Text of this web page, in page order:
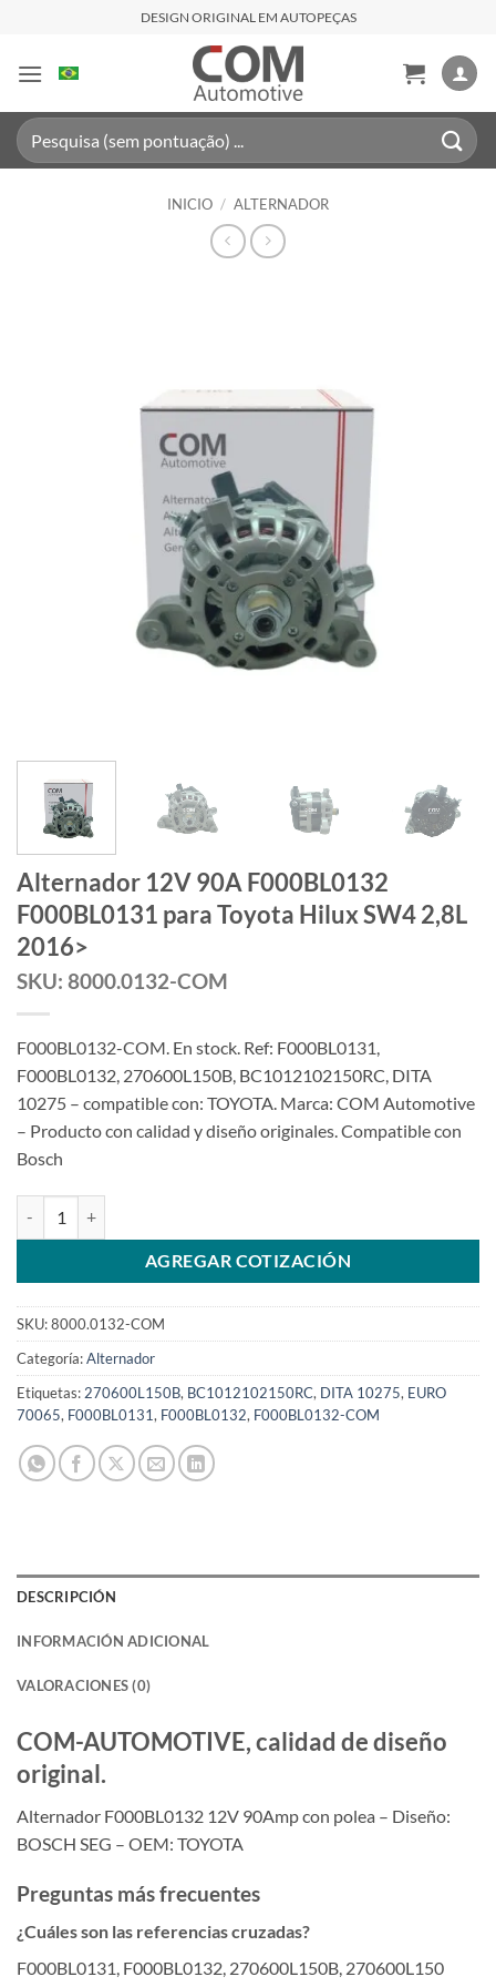
contenido
DESIGN ORIGINAL EM AUTOPEÇAS
Buscar
por:
INICIO / ALTERNADOR
Alternador 12V 90A F000BL0132
F000BL0131 para Toyota Hilux SW4 2,8L
2016>
SKU: 8000.0132-COM
F000BL0132-COM. En stock. Ref: F000BL0131,
F000BL0132, 270600L150B, BC1012102150RC, DITA
10275 – compatible con: TOYOTA. Marca: COM Automotive
– Producto con calidad y diseño originales. Compatible con
Bosch
AGREGAR COTIZACIÓN
SKU:8000.0132-COM
Categoría:Alternador
Etiquetas: 270600L150B, BC1012102150RC, DITA 10275, EURO
70065, F000BL0131, F000BL0132, F000BL0132-COM
DESCRIPCIÓN
INFORMACIÓN ADICIONAL
VALORACIONES (0)
COM-AUTOMOTIVE, calidad de diseño
original.
Alternador F000BL0132 12V 90Amp con polea – Diseño:
BOSCH SEG – OEM: TOYOTA
Preguntas más frecuentes
¿Cuáles son las referencias cruzadas?
F000BL0131, F000BL0132, 270600L150B, 270600L150